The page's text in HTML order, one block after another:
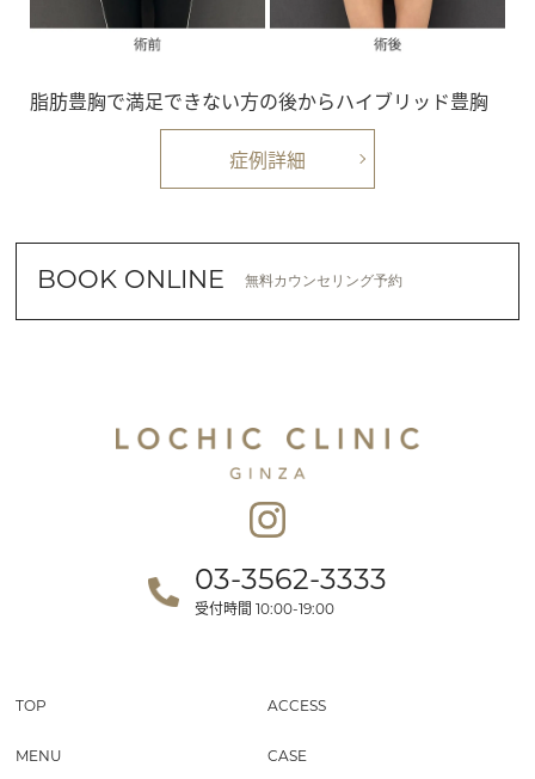
脂肪豊胸で満足できない方の後からハイブリッド豊胸
症例詳細
BOOK ONLINE 無料カウンセリング予約
03-3562-3333
受付時間 10:00-19:00
TOP ACCESS
MENU CASE